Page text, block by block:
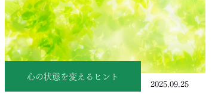
心の状態を変えるヒント
2025.09.25